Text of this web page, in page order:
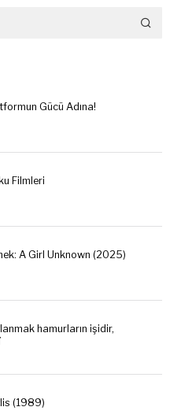
Gücü Adına!
Filmleri
A Girl Unknown (2025)
hamurların işidir,
(1989)